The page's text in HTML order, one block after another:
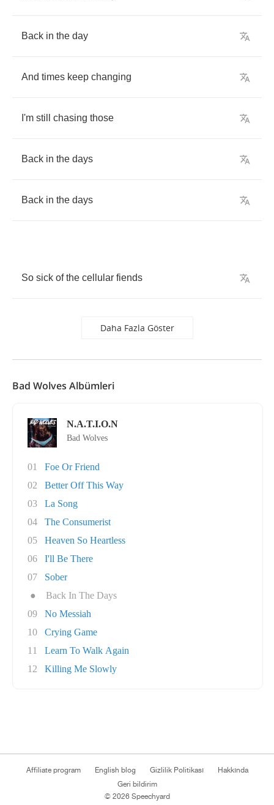
Back in the day
And times keep changing
I'm still chasing those
Back in the days
Back in the days
So sick of the cellular fiends
Daha Fazla Göster
Bad Wolves Albümleri
N.A.T.I.O.N
Bad Wolves
01
Foe Or Friend
02
Better Off This Way
03
La Song
04
The Consumerist
05
Heaven So Heartless
06
I'll Be There
07
Sober
●
Back In The Days
09
No Messiah
10
Crying Game
11
Learn To Walk Again
12
Killing Me Slowly
Affiliate program English blog Gizlilik Politikası
Hakkında
Geri bildirim
© 2026 Speechyard